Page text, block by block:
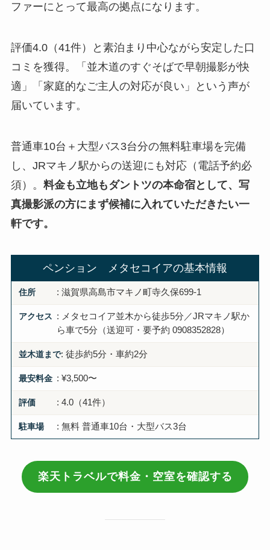
ファーにとって最高の拠点になります。
評価4.0（41件）と素泊まり中心ながら安定した口
コミを獲得。「並木道のすぐそばで早朝撮影が快
適」「家庭的なご主人の対応が良い」という声が
届いています。
普通車10台＋大型バス3台分の無料駐車場を完備
し、JRマキノ駅からの送迎にも対応（電話予約必
須）。 料金も立地もダントツの本命宿として、写
真撮影派の方にまず候補に入れていただきたい一
軒です。
ペンション メタセコイアの基本情報
住所 : 滋賀県高島市マキノ町寺久保699-1
アクセス : メタセコイア並木から徒歩5分／JRマキノ駅か
ら車で5分（送迎可・要予約 0908352828）
並木道まで: 徒歩約5分・車約2分
最安料金 : ¥3,500〜
評価 : 4.0（41件）
駐車場 : 無料 普通車10台・大型バス3台
楽天トラベルで料金・空室を確認する